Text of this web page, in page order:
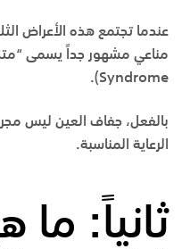
عندما تجتمع هذه الأعراض
مناعي مشهور جداً يسمى “
Syndrome)
.
بالفعل، جفاف العين ليس
الرعاية المناسبة.
ثانياً: ما